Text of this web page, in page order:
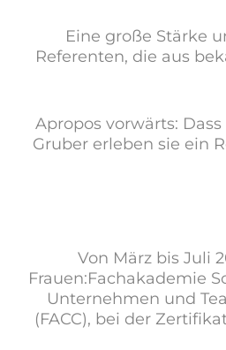
Eine große Stärke
Referenten, die aus
Apropos vorwärts:
Gruber erleben sie ein
Von März bis Juli
Frauen:Fachakademie
Unternehmen und
(FACC), bei der